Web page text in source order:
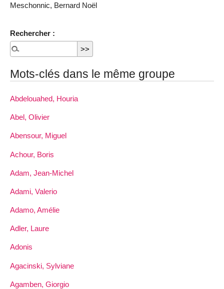
Meschonnic, Bernard Noël
Rechercher :
Mots-clés dans le même groupe
Abdelouahed, Houria
Abel, Olivier
Abensour, Miguel
Achour, Boris
Adam, Jean-Michel
Adami, Valerio
Adamo, Amélie
Adler, Laure
Adonis
Agacinski, Sylviane
Agamben, Giorgio